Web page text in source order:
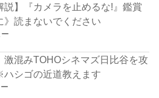
説】『カメラを止めるな!』鑑賞
》読まないでください
激混みTOHOシネマズ日比谷を攻
シゴの近道教えます